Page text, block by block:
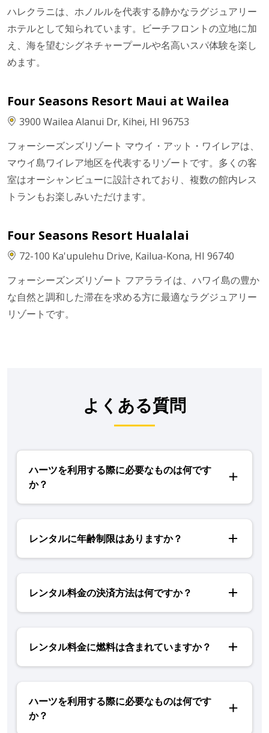
ハレクラニは、ホノルルを代表する静かなラグジュアリー
ホテルとして知られています。ビーチフロントの立地に加
え、海を望むシグネチャープールや名高いスパ体験を楽し
めます。
Four Seasons Resort Maui at Wailea
3900 Wailea Alanui Dr, Kihei, HI 96753
フォーシーズンズリゾート マウイ・アット・ワイレアは、
マウイ島ワイレア地区を代表するリゾートです。多くの客
室はオーシャンビューに設計されており、複数の館内レス
トランもお楽しみいただけます。
Four Seasons Resort Hualalai
72-100 Ka'upulehu Drive, Kailua-Kona, HI 96740
フォーシーズンズリゾート フアラライは、ハワイ島の豊か
な自然と調和した滞在を求める方に最適なラグジュアリー
リゾートです。
よくある質問
ハーツを利用する際に必要なものは何です
か？
レンタルに年齢制限はありますか？
レンタル料金の決済方法は何ですか？
レンタル料金に燃料は含まれていますか？
ハーツを利用する際に必要なものは何です
か？